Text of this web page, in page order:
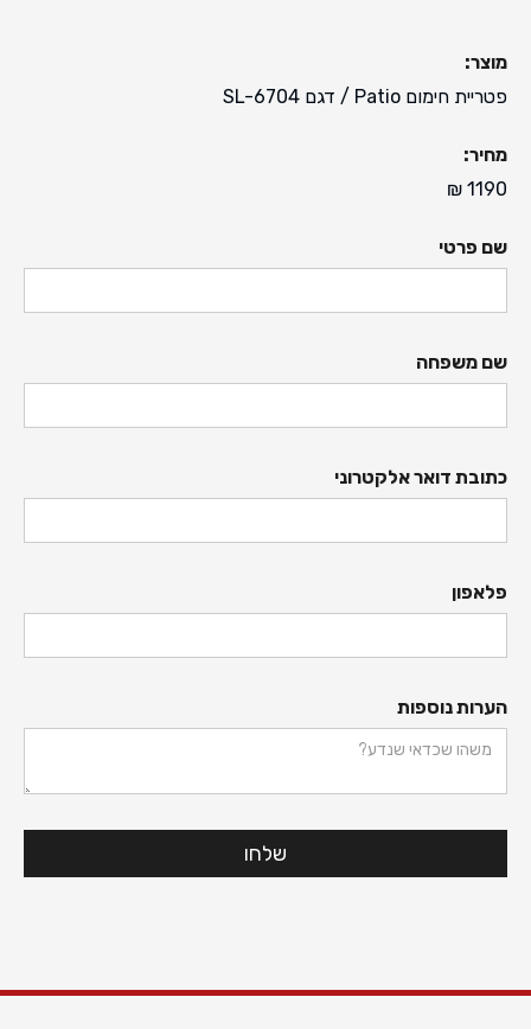
מוצר:
פטריית חימום Patio
/ דגם SL-6704
מחיר:
1190
₪
שם פרטי
שם משפחה
כתובת דואר אלקטרוני
פלאפון
הערות נוספות